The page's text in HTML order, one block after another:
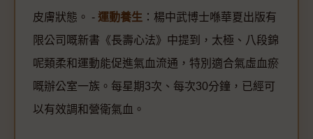
皮膚狀態。 - 運動養生 ：楊中武博士喺華夏出版有
限公司嘅新書《長壽心法》中提到，太極、八段錦
呢類柔和運動能促進氣血流通，特別適合氣虛血瘀
嘅辦公室一族。每星期3次、每次30分鐘，已經可
以有效調和營衛氣血。